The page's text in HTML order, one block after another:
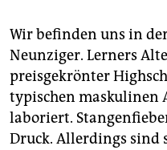
Wir befinden uns in
Neunziger. Lerners
preisgekrönter
typischen maskulinen
laboriert.
Druck. Allerdings sind